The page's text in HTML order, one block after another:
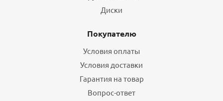
Диски
Покупателю
Условия оплаты
Условия доставки
Гарантия на товар
Вопрос-ответ